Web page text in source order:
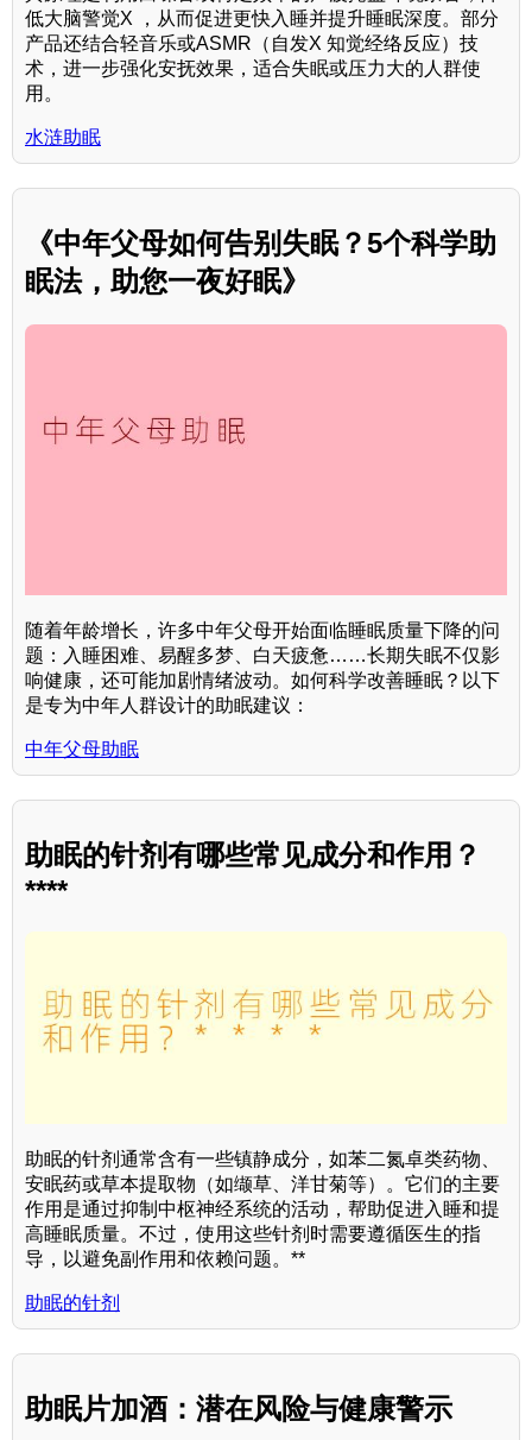
低大脑警觉X ，从而促进更快入睡并提升睡眠深度。部分
产品还结合轻音乐或ASMR（自发X 知觉经络反应）技
术，进一步强化安抚效果，适合失眠或压力大的人群使
用。
水涟助眠
《中年父母如何告别失眠？5个科学助
眠法，助您一夜好眠》
随着年龄增长，许多中年父母开始面临睡眠质量下降的问
题：入睡困难、易醒多梦、白天疲惫……长期失眠不仅影
响健康，还可能加剧情绪波动。如何科学改善睡眠？以下
是专为中年人群设计的助眠建议：
中年父母助眠
助眠的针剂有哪些常见成分和作用？
****
助眠的针剂通常含有一些镇静成分，如苯二氮卓类药物、
安眠药或草本提取物（如缬草、洋甘菊等）。它们的主要
作用是通过抑制中枢神经系统的活动，帮助促进入睡和提
高睡眠质量。不过，使用这些针剂时需要遵循医生的指
导，以避免副作用和依赖问题。**
助眠的针剂
助眠片加酒：潜在风险与健康警示